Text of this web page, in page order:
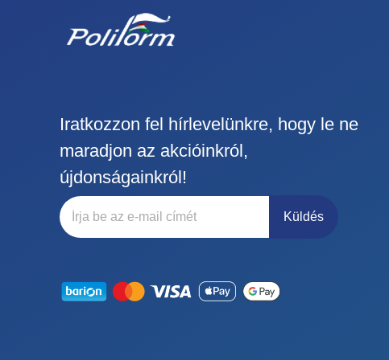
Iratkozzon fel hírlevelünkre, hogy le ne
maradjon az akcióinkról,
újdonságainkról!
Küldés